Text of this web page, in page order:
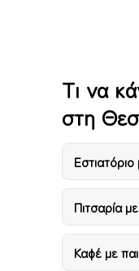
Τι να
στη
Πιτσαρία
Καφέ με